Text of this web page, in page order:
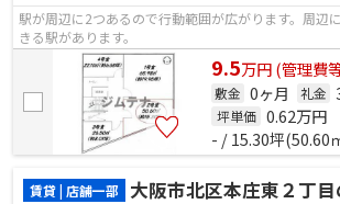
駅が周辺に2つあるので行動範囲が広がります。周辺
きる駅があります。
9.5万円(管理費
敷金 0ヶ月 礼金
坪単価 0.62万円
- / 15.30坪(50.60
賃貸 | 店舗一部 大阪市北区本庄東２丁